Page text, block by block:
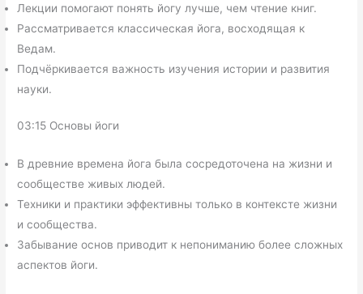
Лекции помогают понять йогу лучше, чем чтение книг.
Рассматривается классическая йога, восходящая к
Ведам.
Подчёркивается важность изучения истории и развития
науки.
03:15 Основы йоги
В древние времена йога была сосредоточена на жизни и
сообществе живых людей.
Техники и практики эффективны только в контексте жизни
и сообщества.
Забывание основ приводит к непониманию более сложных
аспектов йоги.